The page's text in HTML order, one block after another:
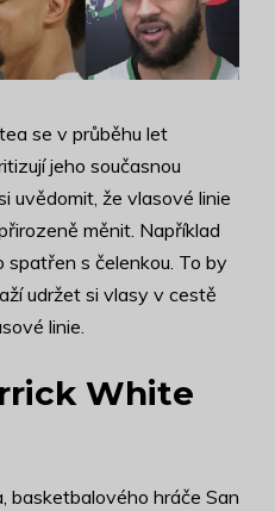
se v průběhu let
jeho současnou
uvědomit, že vlasové linie
měnit. Například
s čelenkou. To by
udržet si vlasy v cestě
linie.
White
basketbalového hráče San